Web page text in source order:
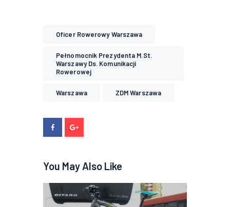
Oficer Rowerowy Warszawa
Pełnomocnik Prezydenta M.st.
Warszawy Ds. Komunikacji
Rowerowej
Warszawa ZDM Warszawa
You May Also Like